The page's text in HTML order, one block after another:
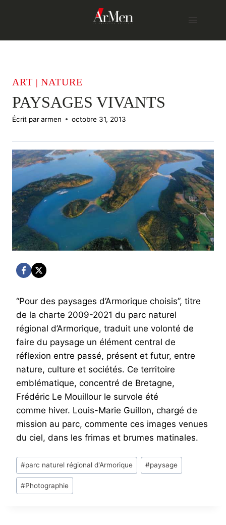
ART |NATURE
PAYSAGES VIVANTS
Écrit pararmen octobre 31, 2013
“Pour des paysages d’Armorique choisis”, titre
de la charte 2009-2021 du parc naturel
régional d’Armorique, traduit une volonté de
faire du paysage un élément central de
réflexion entre passé, présent et futur, entre
nature, culture et sociétés. Ce territoire
emblématique, concentré de Bretagne,
Frédéric Le Mouillour le survole été
comme hiver. Louis-Marie Guillon, chargé de
mission au parc, commente ces images venues
du ciel, dans les frimas et brumes matinales.
Post
Tags:
#parc naturel régional d'Armorique #paysage
#Photographie